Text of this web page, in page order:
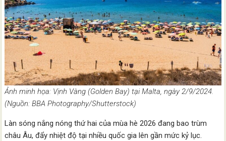
Ảnh minh họa: Vịnh Vàng (Golden Bay) tại Malta, ngày 2/9/2024.
(Nguồn: BBA Photography/Shutterstock)
Làn sóng nắng nóng thứ hai của mùa hè 2026 đang bao trùm
châu Âu, đẩy nhiệt độ tại nhiều quốc gia lên gần mức kỷ lục.